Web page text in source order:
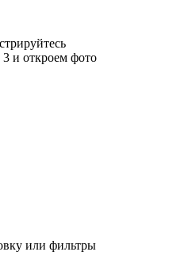
и откроем фото
или фильтры